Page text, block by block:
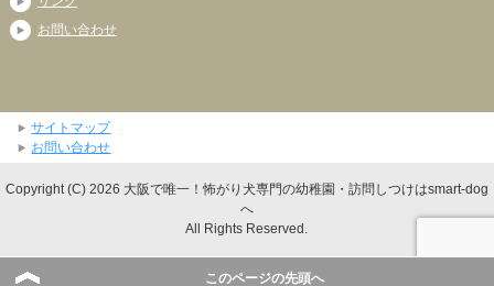
お問い合わせ
サイトマップ
お問い合わせ
Copyright (C) 2026 大阪で唯一！怖がり犬専門の幼稚園・訪問しつけはsmart-dog
へ
All Rights Reserved.
このページの先頭へ